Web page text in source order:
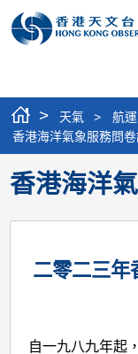
> 天氣 > 航
香港海洋氣象服務問
香港海洋
二零二三年
自一九八九年起